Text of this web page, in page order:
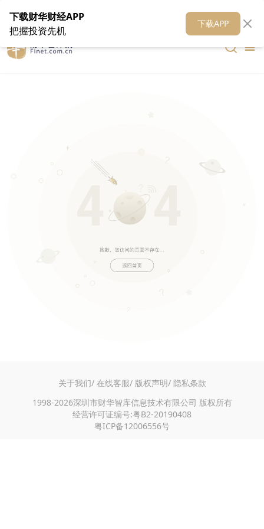
在线客服 关于我们 财华媒体矩阵 财华智库
关于我们/ 在线客服/ 版权声明/ 隐私条款
1998-2026深圳市财华智库信息技术有限公司 版权所有
经营许可证编号:粤B2-20190408
粤ICP备12006556号
下载财华财经APP
把握投资先机
下载APP